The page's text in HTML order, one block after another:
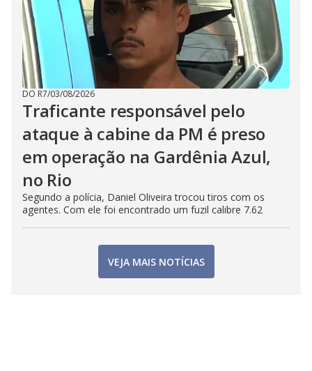
DO R7/03/08/2026
Traficante responsável pelo
ataque à cabine da PM é preso
em operação na Gardênia Azul,
no Rio
Segundo a polícia, Daniel Oliveira trocou tiros com os
agentes. Com ele foi encontrado um fuzil calibre 7.62
VEJA MAIS NOTÍCIAS